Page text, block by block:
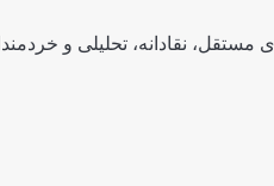
نقادانه، تحلیلی و